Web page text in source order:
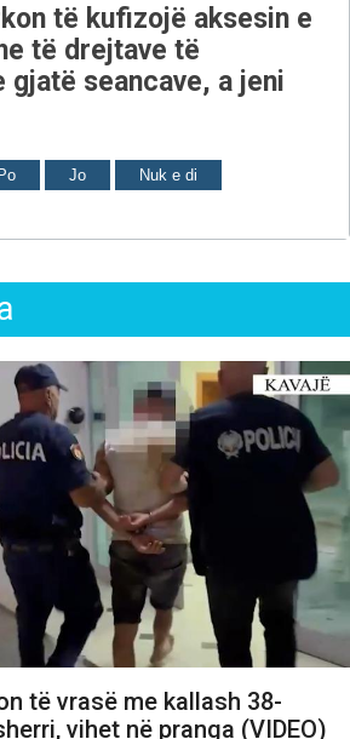
të kufizojë aksesin e
të drejtave të
gjatë seancave, a jeni
Po Jo Nuk e di
të vrasë me kallash 38-
vihet në pranga (VIDEO)